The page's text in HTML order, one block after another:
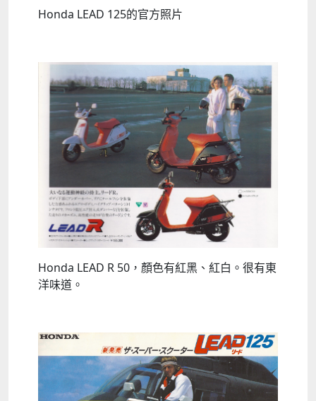
Honda LEAD 125的官方照片
Honda LEAD R 50，顏色有紅黑、紅白。很有東
洋味道。